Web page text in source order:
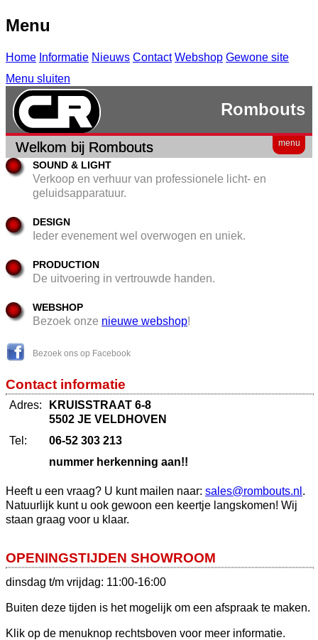
Menu
Home Informatie Nieuws Contact Webshop Gewone site
Menu sluiten
Rombouts
Welkom bij Rombouts menu
SOUND & LIGHT
Verkoop en verhuur van professionele licht- en
geluidsapparatuur.
DESIGN
Ieder evenement wel overwogen en uniek.
PRODUCTION
De uitvoering in vertrouwde handen.
WEBSHOP
Bezoek onze nieuwe webshop!
Bezoek ons op Facebook
Contact informatie
Adres:
KRUISSTRAAT 6-8
5502 JE VELDHOVEN
Tel:
06-52 303 213
nummer herkenning aan!!
Heeft u een vraag? U kunt mailen naar: sales@rombouts.nl .
Natuurlijk kunt u ook gewoon een keertje langskomen! Wij
staan graag voor u klaar.
OPENINGSTIJDEN SHOWROOM
dinsdag t/m vrijdag: 11:00-16:00
Buiten deze tijden is het mogelijk om een afspraak te maken.
Klik op de menuknop rechtsboven voor meer informatie.